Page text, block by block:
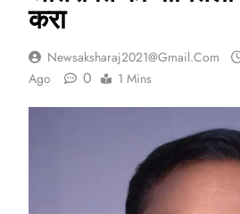
करा
Newsaksharaj2021@gmail.com
Ago
0 1 Mins